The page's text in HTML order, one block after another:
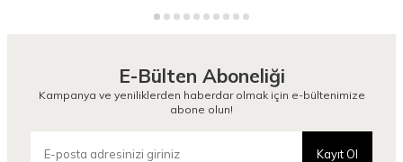
E-Bülten Aboneliği
Kampanya ve yeniliklerden haberdar olmak için e-bültenimize
abone olun!
Kayıt Ol